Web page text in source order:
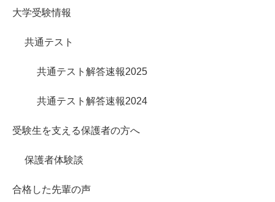
大学受験情報
共通テスト
共通テスト解答速報2025
共通テスト解答速報2024
受験生を支える保護者の方へ
保護者体験談
合格した先輩の声